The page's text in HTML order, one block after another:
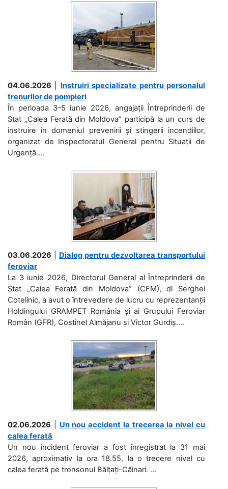
04.06.2026
Instruiri specializate pentru personalul
trenurilor de pompieri
În perioada 3–5 iunie 2026, angajații Întreprinderii de
Stat „Calea Ferată din Moldova” participă la un curs de
instruire în domeniul prevenirii și stingerii incendiilor,
organizat de Inspectoratul General pentru Situații de
Urgență....
03.06.2026
Dialog pentru dezvoltarea transportului
feroviar
La 3 iunie 2026, Directorul General al Întreprinderii de
Stat „Calea Ferată din Moldova” (CFM), dl Serghei
Cotelinic, a avut o întrevedere de lucru cu reprezentanții
Holdingului GRAMPET România și ai Grupului Feroviar
Român (GFR), Costinel Almăjanu și Victor Gurdiș....
02.06.2026
Un nou accident la trecerea la nivel cu
calea ferată
Un nou incident feroviar a fost înregistrat la 31 mai
2026, aproximativ la ora 18.55, la o trecere nivel cu
calea ferată pe tronsonul Bălțați-Căinari. ...